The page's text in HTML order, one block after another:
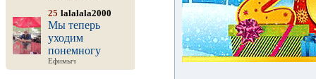
25 lalalala2000
Мы теперь
уходим
понемногу
Ефимыч